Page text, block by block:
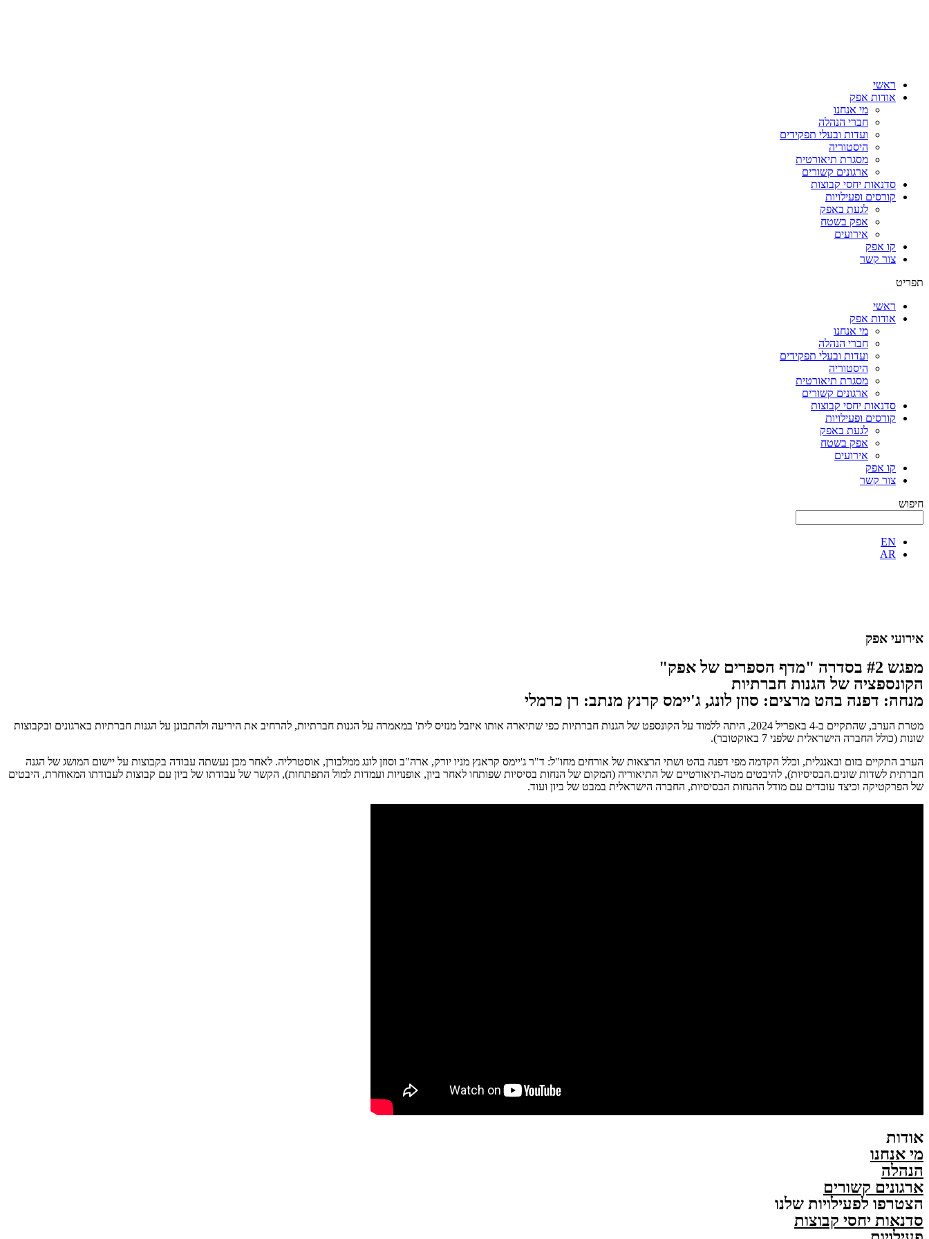
ראשי
אודות אפק
מי אנחנו
חברי הנהלה
ועדות ובעלי תפקידים
היסטוריה
מסגרת תיאורטית
ארגונים קשורים
סדנאות יחסי קבוצות
קורסים ופעילויות
לגעת באפק
אפק בשטח
אירועים
קו אפק
צור קשר
תפריט
ראשי
אודות אפק
מי אנחנו
חברי הנהלה
ועדות ובעלי תפקידים
היסטוריה
מסגרת תיאורטית
ארגונים קשורים
סדנאות יחסי קבוצות
קורסים ופעילויות
לגעת באפק
אפק בשטח
אירועים
קו אפק
צור קשר
חיפוש
EN
AR
אירועי אפק
מפגש #2 בסדרה "מדף הספרים של אפק"
הקונספציה של הגנות חברתיות
מנחה: דפנה בהט מרצים: סוזן לונג, ג'יימס קרנץ מנתב: רן כרמלי
מטרת הערב, שהתקיים ב-4 באפריל 2024, היתה ללמוד על הקונספט של הגנות חברתיות כפי שתיארה אותו איזבל מנזיס לית' במאמרה על הגנות חברתיות, להרחיב את היריעה ולהתבונן על הגנות חברתיות בארגונים ובקבוצות
שונות (כולל החברה הישראלית שלפני 7 באוקטובר).
הערב התקיים בזום ובאנגלית, וכלל הקדמה מפי דפנה בהט ושתי הרצאות של אורחים מחו"ל: ד"ר ג'יימס קראנץ מניו יורק, ארה"ב וסוזן לונג ממלבורן, אוסטרליה. לאחר מכן נעשתה עבודה בקבוצות על יישום המושג של הגנה
חברתית לשדות שונים.הבסיסיות), להיבטים מטה-תיאורטיים של התיאוריה (המקום של הנחות בסיסיות שפותחו לאחר ביון, אופנויות ועמדות למול התפתחות), הקשר של עבודתו של ביון עם קבוצות לעבודתו המאוחרת, היבטים
של הפרקטיקה וכיצד עובדים עם מודל ההנחות הבסיסיות, החברה הישראלית במבט של ביון ועוד.
אודות
מי אנחנו
הנהלה
ארגונים קשורים
הצטרפו לפעילויות שלנו
סדנאות יחסי קבוצות